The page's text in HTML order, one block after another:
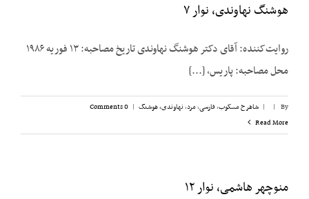
هوشنگ نهاوندی، نوار ۷
روایت‌کننده: آقای دکتر هوشنگ نهاوندی تاریخ مصاحبه: ۱۳ فوریه ۱۹۸۶
محل مصاحبه: پاریس، [...]
By
|
| شاهرخ مسکوب,فارسی,مرد,نهاوندی، هوشنگ |
0 Comments
Read More
منوچهر هاشمی، نوار ۱۲